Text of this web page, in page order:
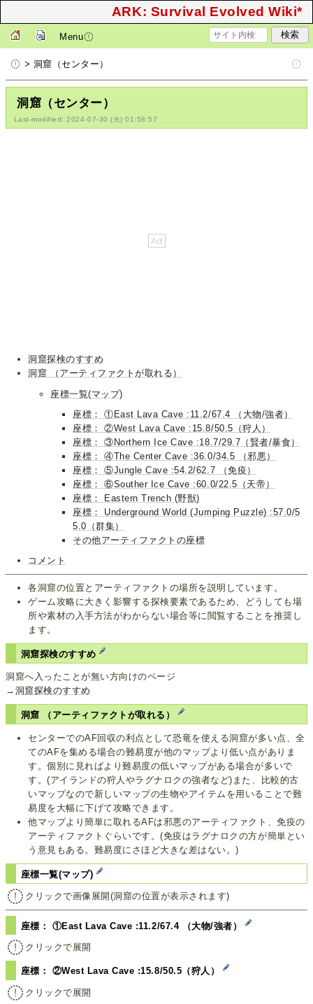
ARK: Survival Evolved Wiki*
Menu
> 洞窟（センター）
洞窟（センター）
Last-modified: 2024-07-30 (火) 01:58:57
洞窟探検のすすめ
洞窟 （アーティファクトが取れる）
座標一覧(マップ)
座標： ①East Lava Cave :11.2/67.4 （大物/強者）
座標： ②West Lava Cave :15.8/50.5（狩人）
座標： ③Northern Ice Cave :18.7/29.7（賢者/暴食）
座標： ④The Center Cave :36.0/34.5 （邪悪）
座標： ⑤Jungle Cave :54.2/62.7 （免疫）
座標： ⑥Souther Ice Cave :60.0/22.5（天帝）
座標： Eastern Trench (野獣)
座標： Underground World (Jumping Puzzle) :57.0/5
5.0（群集）
その他アーティファクトの座標
コメント
各洞窟の位置とアーティファクトの場所を説明しています。
ゲーム攻略に大きく影響する探検要素であるため、どうしても場
所や素材の入手方法がわからない場合等に閲覧することを推奨し
ます。
洞窟探検のすすめ
洞窟へ入ったことが無い方向けのページ
→ 洞窟探検のすすめ
洞窟 （アーティファクトが取れる）
センターでのAF回収の利点として恐竜を使える洞窟が多い点、全
てのAFを集める場合の難易度が他のマップより低い点がありま
す。個別に見ればより難易度の低いマップがある場合が多いで
す。(アイランドの狩人やラグナロクの強者など)また、比較的古
いマップなので新しいマップの生物やアイテムを用いることで難
易度を大幅に下げて攻略できます。
他マップより簡単に取れるAFは邪悪のアーティファクト、免疫の
アーティファクトぐらいです。(免疫はラグナロクの方が簡単とい
う意見もある。難易度にさほど大きな差はない。)
座標一覧(マップ)
クリックで画像展開(洞窟の位置が表示されます)
座標： ①East Lava Cave :11.2/67.4 （大物/強者）
クリックで展開
座標： ②West Lava Cave :15.8/50.5（狩人）
クリックで展開